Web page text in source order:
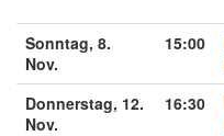
Sonntag, 8.
Nov.
15:00
Donnerstag, 12.
Nov.
16:30